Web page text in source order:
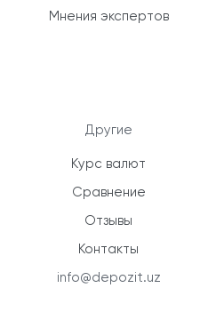
Мнения экспертов
Другие
Курс валют
Сравнение
Отзывы
Контакты
info@depozit.uz